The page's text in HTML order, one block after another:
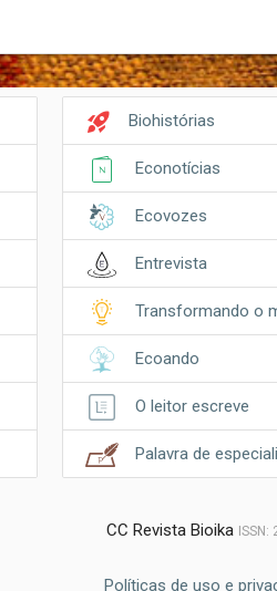
rocket_launch Biohistórias
Econotícias
Ecovozes
Entrevista
Transformando o
Ecoando
O leitor escreve
Palavra de
CC Revista Bioika
Políticas de uso e